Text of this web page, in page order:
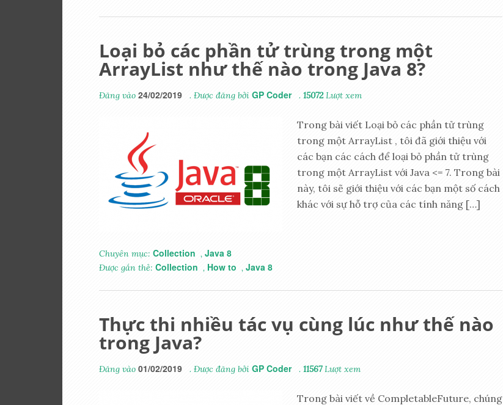
Loại bỏ các phần tử trùng trong một
ArrayList như thế nào trong Java 8?
Đăng vào 24/02/2019 . Được đăng bởi GP Coder . 15072Lượt xem
Trong bài viết Loại bỏ các phần tử trùng
trong một ArrayList , tôi đã giới thiệu với
các bạn các cách để loại bỏ phần tử trùng
trong một ArrayList với Java <= 7. Trong bài
này, tôi sẽ giới thiệu với các bạn một số cách
khác với sự hỗ trợ của các tính năng […]
Chuyên mục: Collection , Java 8
Được gắn thẻ: Collection , How to , Java 8
Thực thi nhiều tác vụ cùng lúc như thế nào
trong Java?
Đăng vào 01/02/2019 . Được đăng bởi GP Coder . 11567Lượt xem
Trong bài viết về CompletableFuture, chúng